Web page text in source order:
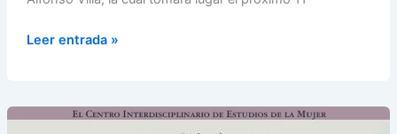
Leer entrada »
Diplomado